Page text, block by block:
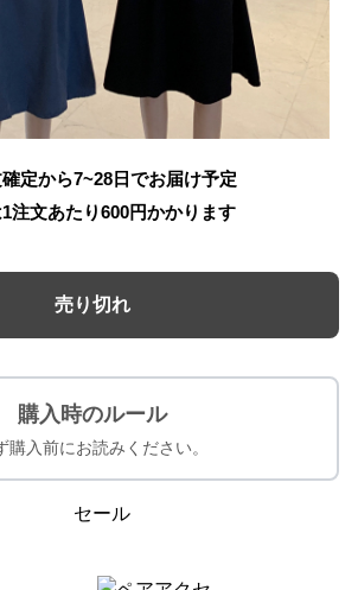
定から7~28日でお届け予定
注文あたり600円かかります
売り切れ
購入時のルール
購入前にお読みください。